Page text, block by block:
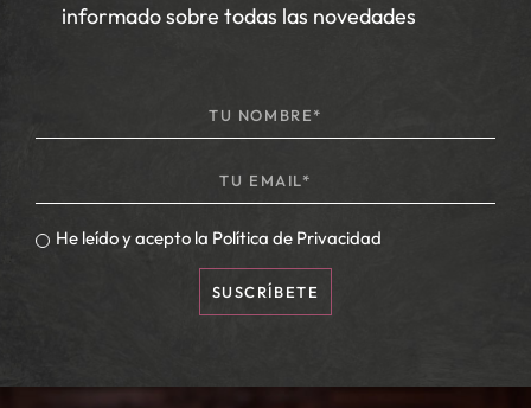
informado sobre todas las novedades
He leído y acepto la Política de Privacidad
SUSCRÍBETE